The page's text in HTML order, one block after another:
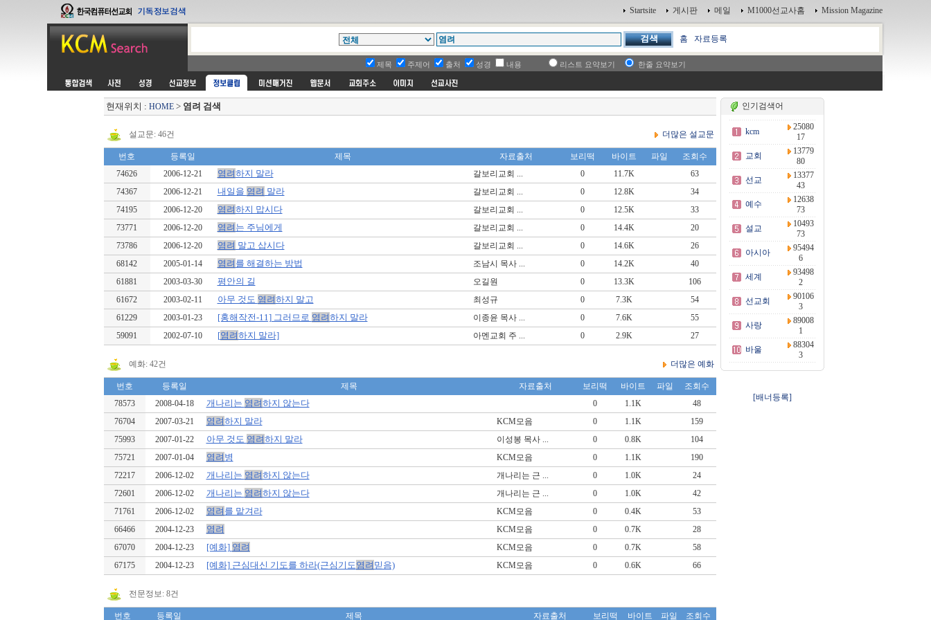
Startsite 게시판 메일 M1000선교사홈 Mission Magazine
홈 자료등록
제목 주제어 출처 성경 내용 리스트 요약보기 한줄 요약보기
현재위치 : HOME> 염려 검색
설교문: 46건 더많은 설교문
번호 등록일 제목 자료출처 보리떡 바이트 파일
조회수
74626
2006-12-21 염려하지 말라 갈보리교회 ... 0 11.7K
63
74367
2006-12-21 내일을 염려 말라 갈보리교회 ... 0 12.8K
34
74195
2006-12-20 염려하지 맙시다 갈보리교회 ... 0 12.5K
33
73771
2006-12-20 염려 는 주님에게 갈보리교회 ... 0 14.4K
20
73786
2006-12-20 염려 말고 삽시다 갈보리교회 ... 0 14.6K
26
68142
2005-01-14 염려 를 해결하는 방법 조남시 목사 ... 0 14.2K
40
61881
2003-03-30 평안의 길 오길원 0 13.3K
106
61672
2003-02-11 아무 것도 염려하지 말고 최성규 0 7.3K
54
61229
2003-01-23 [홍해작전-11] 그러므로 염려하지 말라 이종윤 목사 ... 0 7.6K
55
59091
2002-07-10 [염려하지 말라] 아멘교회 주 ... 0 2.9K 27
예화: 42건 더많은 예화
번호 등록일 제목 자료출처 보리떡 바이트 파일
조회수
78573
2008-04-18 개나리는 염려하지 않는다 0 1.1K
48
76704
2007-03-21 염려하지 말라 KCM모음 0 1.1K
159
75993
2007-01-22 아무 것도 염려하지 말라 이성봉 목사 ... 0 0.8K
104
75721
2007-01-04 염려 병 KCM모음 0 1.1K
190
72217
2006-12-02 개나리는 염려하지 않는다 개나리는 근 ... 0 1.0K
24
72601
2006-12-02 개나리는 염려하지 않는다 개나리는 근 ... 0 1.0K
42
71761
2006-12-02 염려 를 맡겨라 KCM모음 0 0.4K
53
66466
2004-12-23 염려 KCM모음 0 0.7K
28
67070
2004-12-23 [예화] 염려 KCM모음 0 0.7K
58
67175
2004-12-23 [예화] 근심대신 기도를 하라(근심기도염려 믿음) KCM모음 0 0.6K 66
전문정보: 8건
번호 등록일 제목 자료출처 보리떡 바이트 파일 조회수
인기검색어
kcm
25080
17
교회
13779
80
선교
13377
43
예수
12638
73
설교
10493
73
아시아
95494
6
세계
93498
2
선교회
90106
3
사랑
89008
1
바울
88304
3
[배너등록]